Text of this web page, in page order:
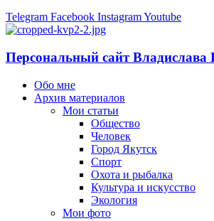
Telegram Facebook InstagramYoutube
Персональный сайт Владислава
Обо мне
Архив материалов
Мои статьи
Общество
Человек
Город Якутск
Спорт
Охота и рыбалка
Культура и искусство
Экология
Мои фото